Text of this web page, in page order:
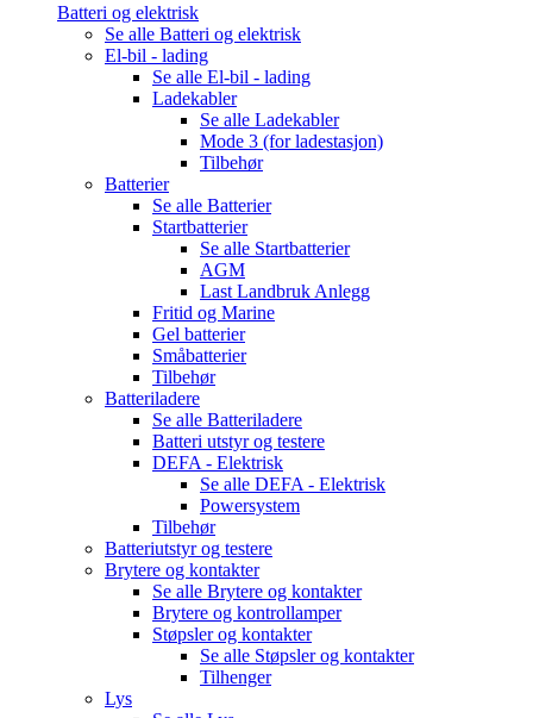
Batteri og elektrisk
Se alle Batteri og elektrisk
El-bil - lading
Se alle El-bil - lading
Ladekabler
Se alle Ladekabler
Mode 3 (for ladestasjon)
Tilbehør
Batterier
Se alle Batterier
Startbatterier
Se alle Startbatterier
AGM
Last Landbruk Anlegg
Fritid og Marine
Gel batterier
Småbatterier
Tilbehør
Batteriladere
Se alle Batteriladere
Batteri utstyr og testere
DEFA - Elektrisk
Se alle DEFA - Elektrisk
Powersystem
Tilbehør
Batteriutstyr og testere
Brytere og kontakter
Se alle Brytere og kontakter
Brytere og kontrollamper
Støpsler og kontakter
Se alle Støpsler og kontakter
Tilhenger
Lys